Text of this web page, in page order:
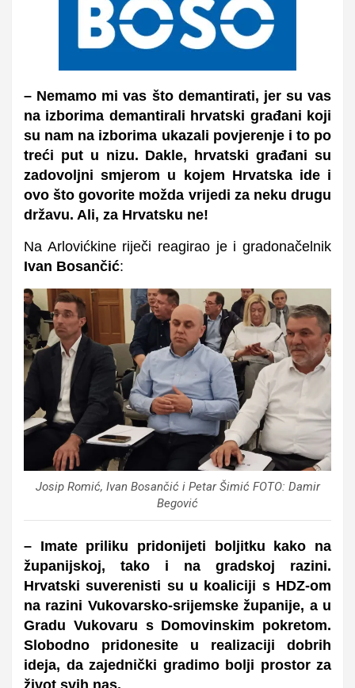
– Nemamo mi vas što demantirati, jer su vas
na izborima demantirali hrvatski građani koji
su nam na izborima ukazali povjerenje i to po
treći put u nizu. Dakle, hrvatski građani su
zadovoljni smjerom u kojem Hrvatska ide i
ovo što govorite možda vrijedi za neku drugu
državu. Ali, za Hrvatsku ne!
Na Arlovićkine riječi reagirao je i gradonačelnik
Ivan Bosančić:
Josip Romić, Ivan Bosančić i Petar Šimić FOTO: Damir
Begović
– Imate priliku pridonijeti boljitku kako na
županijskoj, tako i na gradskoj razini.
Hrvatski suverenisti su u koaliciji s HDZ-om
na razini Vukovarsko-srijemske županije, a u
Gradu Vukovaru s Domovinskim pokretom.
Slobodno pridonesite u realizaciji dobrih
ideja, da zajednički gradimo bolji prostor za